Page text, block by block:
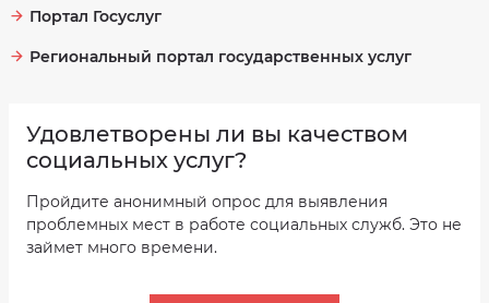
Портал Госуслуг
Региональный портал государственных услуг
Удовлетворены ли вы качеством
социальных услуг?
Пройдите анонимный опрос для выявления
проблемных мест в работе социальных служб. Это не
займет много времени.